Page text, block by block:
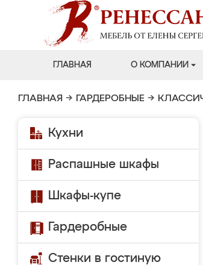
ГЛАВНАЯ О КОМПАНИИ
ГЛАВНАЯ → ГАРДЕРОБНЫЕ →
Кухни
Распашные шкафы
Шкафы-купе
Гардеробные
Стенки в гостиную